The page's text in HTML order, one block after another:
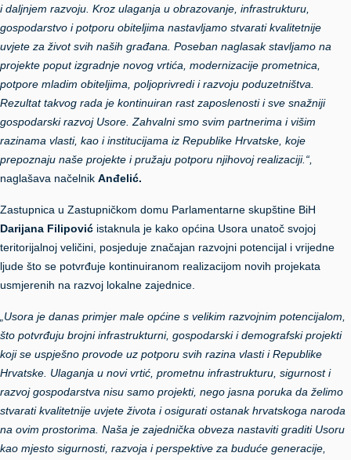
i daljnjem razvoju. Kroz ulaganja u obrazovanje, infrastrukturu,
gospodarstvo i potporu obiteljima nastavljamo stvarati kvalitetnije
uvjete za život svih naših građana. Poseban naglasak stavljamo na
projekte poput izgradnje novog vrtića, modernizacije prometnica,
potpore mladim obiteljima, poljoprivredi i razvoju poduzetništva.
Rezultat takvog rada je kontinuiran rast zaposlenosti i sve snažniji
gospodarski razvoj Usore. Zahvalni smo svim partnerima i višim
razinama vlasti, kao i institucijama iz Republike Hrvatske, koje
prepoznaju naše projekte i pružaju potporu njihovoj realizaciji.“,
naglašava načelnik Anđelić.
Zastupnica u Zastupničkom domu Parlamentarne skupštine BiH
Darijana Filipović istaknula je kako općina Usora unatoč svojoj
teritorijalnoj veličini, posjeduje značajan razvojni potencijal i vrijedne
ljude što se potvrđuje kontinuiranom realizacijom novih projekata
usmjerenih na razvoj lokalne zajednice.
„Usora je danas primjer male općine s velikim razvojnim potencijalom,
što potvrđuju brojni infrastrukturni, gospodarski i demografski projekti
koji se uspješno provode uz potporu svih razina vlasti i Republike
Hrvatske. Ulaganja u novi vrtić, prometnu infrastrukturu, sigurnost i
razvoj gospodarstva nisu samo projekti, nego jasna poruka da želimo
stvarati kvalitetnije uvjete života i osigurati ostanak hrvatskoga naroda
na ovim prostorima. Naša je zajednička obveza nastaviti graditi Usoru
kao mjesto sigurnosti, razvoja i perspektive za buduće generacije,